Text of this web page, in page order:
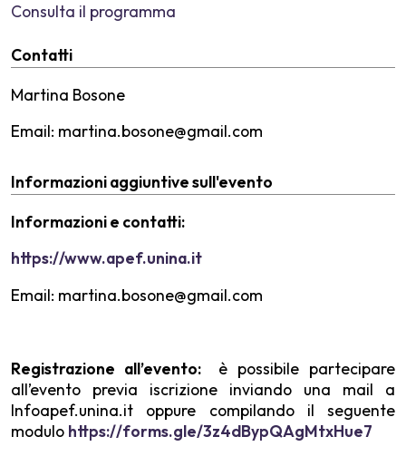
Consulta il programma
Contatti
Martina Bosone
Email: martina.bosone@gmail.com
Informazioni aggiuntive sull'evento
Informazioni e contatti:
https://www.apef.unina.it
Email: martina.bosone@gmail.com
Registrazione all’evento:
è possibile partecipare
all’evento previa iscrizione inviando una mail a
Infoapef.unina.it oppure compilando il seguente
modulo https://forms.gle/3z4dBypQAgMtxHue7